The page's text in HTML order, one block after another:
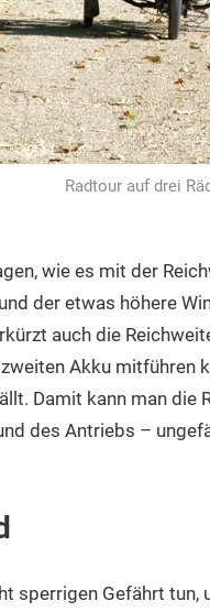
Radtour auf drei
wie es mit der
der etwas höhere
auch die
Akku mitführen
Damit kann man
des Antriebs –
sperrigen Gefährt